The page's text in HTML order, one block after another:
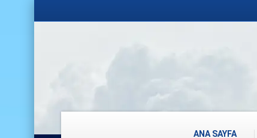
ANA SAYFA